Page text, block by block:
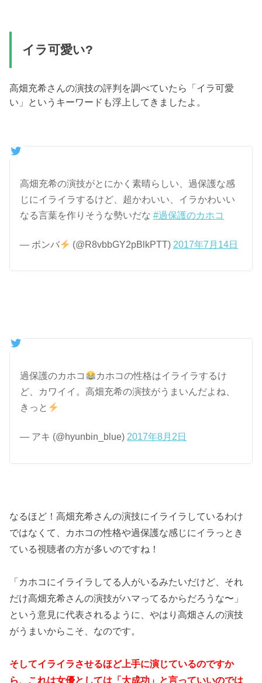
イラ可愛い?
高畑充希さんの演技の評判を調べていたら「イラ可愛
い」というキーワードも浮上してきましたよ。
高畑充希の演技がとにかく素晴らしい、過保護な感
じにイライラするけど、超かわいい、イラかわいい
なる言葉を作りそうな勢いだな#過保護のカホコ
— ボンバ (@R8vbbGY2pBlkPTT) 2017年7月14日
過保護のカホコ
カホコの性格はイライラするけ
ど、カワイイ。高畑充希の演技がうまいんだよね、
きっと
— アキ (@hyunbin_blue) 2017年8月2日
なるほど！高畑充希さんの演技にイライラしているわけ
ではなくて、カホコの性格や過保護な感じにイラっとき
ている視聴者の方が多いのですね！
「カホコにイライラしてる人がいるみたいだけど、それ
だけ高畑充希さんの演技がハマってるからだろうな〜」
という意見に代表されるように、やはり高畑さんの演技
がうまいからこそ、なのです。
そしてイライラさせるほど上手に演じているのですか
ら、これは女優としては「大成功」と言っていいのでは